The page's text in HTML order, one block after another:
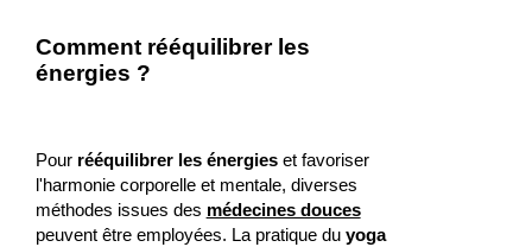
Comment rééquilibrer les
énergies ?
Pour rééquilibrer les énergieset favoriser
l'harmonie corporelle et mentale, diverses
méthodes issues des médecines douces
peuvent être employées. La pratique du yoga